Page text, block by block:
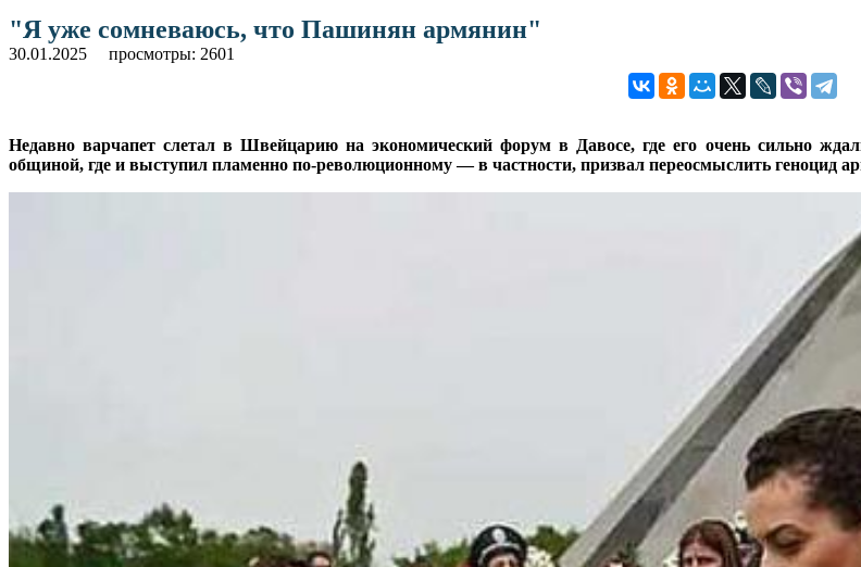
"Я уже сомневаюсь, что Пашинян армянин"
30.01.2025 просмотры: 2601
Недавно варчапет слетал в Швейцарию на экономический форум в Давосе, где его очень сильно
общиной, где и выступил пламенно по-революционному — в частности, призвал переосмыслить геноцид